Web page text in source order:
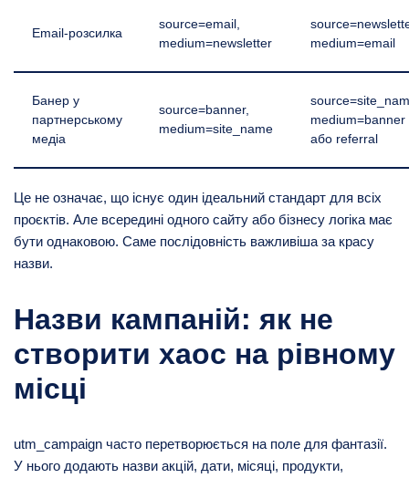
Email-розсилка
source=email,
medium=newsletter
medium=email
Банер у
партнерському
медіа
source=banner,
medium=site_name
medium=banner
або referral
Це не означає, що існує один ідеальний стандарт для всіх
проєктів. Але всередині одного сайту або бізнесу логіка має
бути однаковою. Саме послідовність важливіша за красу
назви.
Назви кампаній: як не
створити хаос на рівному
місці
utm_campaign часто перетворюється на поле для фантазії.
У нього додають назви акцій, дати, місяці, продукти,